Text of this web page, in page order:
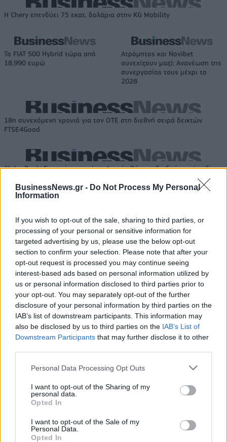
BusinessNews.gr - Do Not Process My Personal
Information
If you wish to opt-out of the sale, sharing to third parties, or
processing of your personal or sensitive information for
targeted advertising by us, please use the below opt-out
section to confirm your selection. Please note that after your
opt-out request is processed you may continue seeing
interest-based ads based on personal information utilized by
us or personal information disclosed to third parties prior to
your opt-out. You may separately opt-out of the further
disclosure of your personal information by third parties on the
IAB’s list of downstream participants. This information may
also be disclosed by us to third parties on the IAB’s List of
Downstream Participants that may further disclose it to other
Personal Data Processing Opt Outs
I want to opt-out of the Sharing of my
personal data.
Opted In
I want to opt-out of the Sale of my
Personal Data.
Opted In
Η Chery επενδύει 75 εκατ. δολάρια στην KG Mobility
Το FIAT 500 Hybrid τώρα από
18.990 ευρώ
Ατρόμητος και Novibet
συνεχίζουν μαζί: Ανανέωση της
συνεργασίας τους μέχρι το
2028
18η συνεχόμενη χρονιά για τον ΟΤΕ στη διεθνή σειρά δεικτών
FTSE4Good
Alpha Bank: Για πρώτη φορά το Αρχαίο Θέατρο Επιδαύρου άνοιξε τις
ΠΕΡΙΣΣΌΤΕΡΑ ΣΕ ΑΥΤΉ ΤΗΝ ΚΑΤΗΓΟΡΊΑ
“Public Ads”: Νέο premium
media κανάλι για τα
DoctorAnyTime:
Ανακοίνωσε την έναρξη
09/07/2024 - 13:35